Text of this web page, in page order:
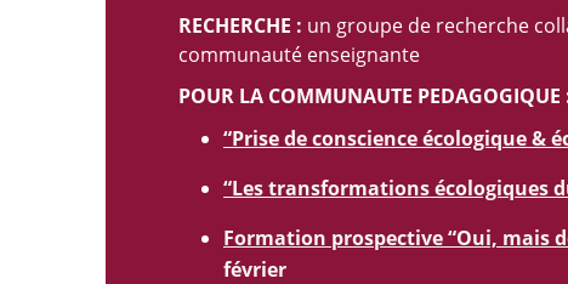
RECHERCHE : un groupe de recherche
communauté enseignante
POUR LA COMMUNAUTE PEDAGOGIQUE
“Prise de conscience écologique &
“Les transformations écologiques
Formation prospective “Oui, mais
février